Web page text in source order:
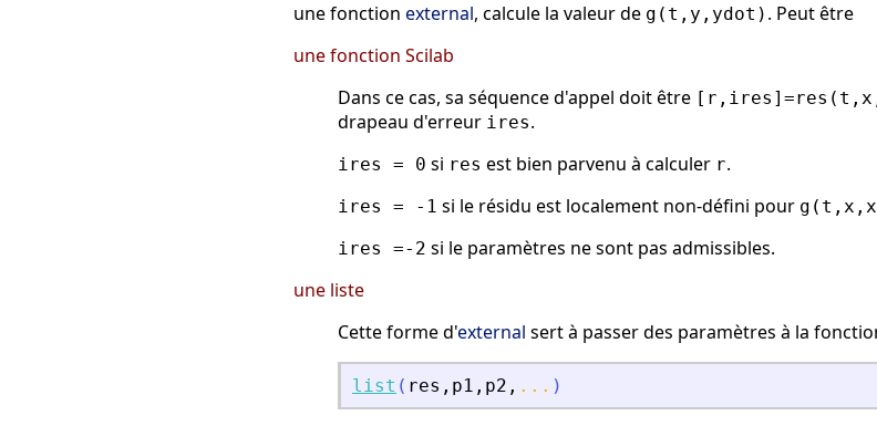
une fonction external, calcule la valeur de g(t,y,ydot) . Peut être
une fonction Scilab
Dans ce cas, sa séquence d'appel doit être
drapeau d'erreur ires.
ires = 0 si res est bien parvenu à calculer r.
ires = -1 si le résidu est localement non-défini pour
ires =-2 si le paramètres ne sont pas admissibles.
une liste
Cette forme d'external sert à passer des paramètres à la
list ( res , p1 , p2 , ... )